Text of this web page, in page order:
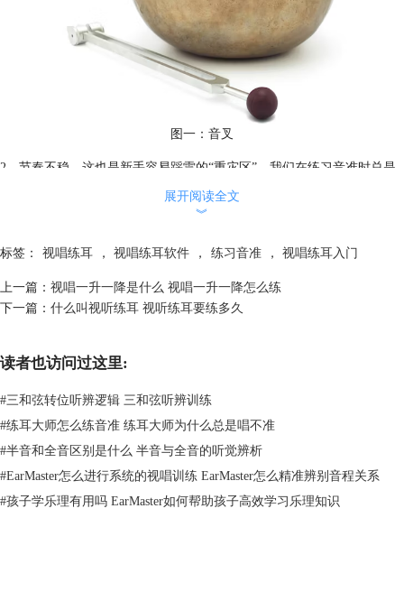
图一：音叉
2、节奏不稳。这也是新手容易踩雷的“重灾区”，我们在练习音准时总是
习惯了用同一个节奏来练习，这样当我们切换到节奏更快的歌曲时，我们
就会不由自主的为了跟上节奏而忽视发音，这必然会导致我们的音准不
练习音准时，记得在不同的节奏下多演唱几遍，提高我们对不同节奏的熟
展开阅读全文
︾
标签： 视唱练耳 ， 视唱练耳软件 ， 练习音准 ， 视唱练耳入门
上一篇： 视唱一升一降是什么 视唱一升一降怎么练
下一篇： 什么叫视听练耳 视听练耳要练多久
读者也访问过这里:
#三和弦转位听辨逻辑 三和弦听辨训练
#练耳大师怎么练音准 练耳大师为什么总是唱不准
#半音和全音区别是什么 半音与全音的听觉辨析
#EarMaster怎么进行系统的视唱训练 EarMaster怎么精准辨别音程关系
#孩子学乐理有用吗 EarMaster如何帮助孩子高效学习乐理知识